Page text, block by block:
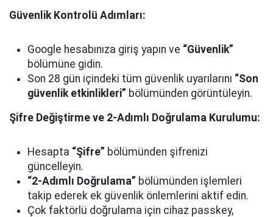
Güvenlik Kontrolü Adımları:
Google hesabınıza giriş yapın ve “Güvenlik”
bölümüne gidin.
Son 28 gün içindeki tüm güvenlik uyarılarını “Son
güvenlik etkinlikleri” bölümünden görüntüleyin.
Şifre Değiştirme ve 2-Adımlı Doğrulama Kurulumu:
Hesapta “Şifre” bölümünden şifrenizi
güncelleyin.
“2-Adımlı Doğrulama” bölümünden işlemleri
takip ederek ek güvenlik önlemlerini aktif edin.
Çok faktörlü doğrulama için cihaz passkey,